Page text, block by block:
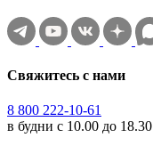
Свяжитесь с нами
8 800 222-10-61
в будни с 10.00 до 18.30